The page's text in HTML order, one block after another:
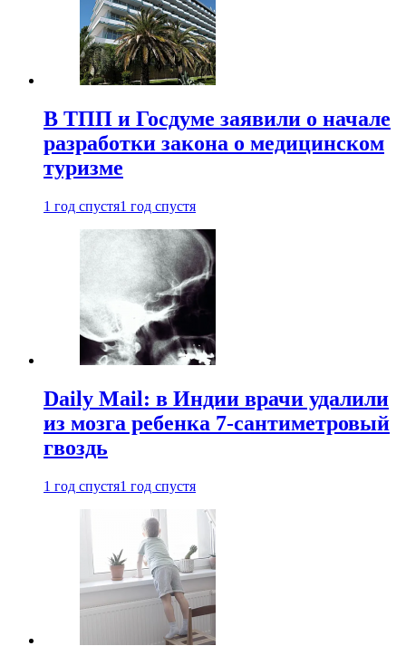
В ТПП и Госдуме заявили о начале
разработки закона о медицинском
туризме
1 год спустя1 год спустя
Daily Mail: в Индии врачи удалили
из мозга ребенка 7-сантиметровый
гвоздь
1 год спустя1 год спустя